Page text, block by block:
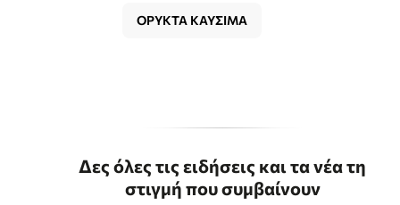
ΟΡΥΚΤΑ ΚΑΥΣΙΜΑ
Δες όλες τις ειδήσεις και τα νέα τη
στιγμή που συμβαίνουν